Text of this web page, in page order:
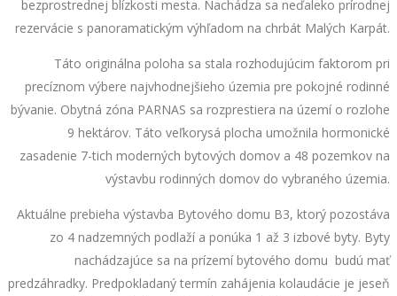
bezprostrednej blízkosti mesta. Nachádza sa neďaleko prírodnej
rezervácie s panoramatickým výhľadom na chrbát Malých Karpát.
Táto originálna poloha sa stala rozhodujúcim faktorom pri
precíznom výbere najvhodnejšieho územia pre pokojné rodinné
bývanie. Obytná zóna PARNAS sa rozprestiera na území o rozlohe
9 hektárov. Táto veľkorysá plocha umožnila hormonické
zasadenie 7-tich moderných bytových domov a 48 pozemkov na
výstavbu rodinných domov do vybraného územia.
Aktuálne prebieha výstavba Bytového domu B3, ktorý pozostáva
zo 4 nadzemných podlaží a ponúka 1 až 3 izbové byty. Byty
nachádzajúce sa na prízemí bytového domu budú mať
predzáhradky. Predpokladaný termín zahájenia kolaudácie je jeseň